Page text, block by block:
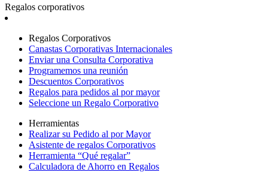
Regalos corporativos
Regalos Corporativos
Canastas Corporativas Internacionales
Enviar una Consulta Corporativa
Programemos una reunión
Descuentos Corporativos
Regalos para pedidos al por mayor
Seleccione un Regalo Corporativo
Herramientas
Realizar su Pedido al por Mayor
Asistente de regalos Corporativos
Herramienta “Qué regalar”
Calculadora de Ahorro en Regalos